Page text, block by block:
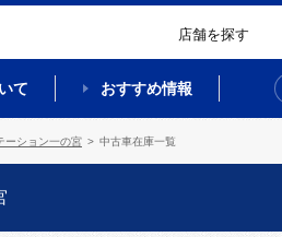
店舗を探す
て おすすめ情報
ーション一の宮 中古車在庫一覧